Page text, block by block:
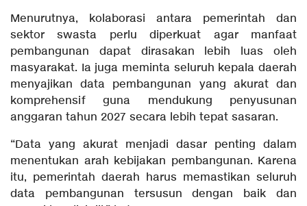
Menurutnya, kolaborasi antara pemerintah dan
sektor swasta perlu diperkuat agar manfaat
pembangunan dapat dirasakan lebih luas oleh
masyarakat. Ia juga meminta seluruh kepala daerah
menyajikan data pembangunan yang akurat dan
komprehensif guna mendukung penyusunan
anggaran tahun 2027 secara lebih tepat sasaran.
“Data yang akurat menjadi dasar penting dalam
menentukan arah kebijakan pembangunan. Karena
itu, pemerintah daerah harus memastikan seluruh
data pembangunan tersusun dengan baik dan